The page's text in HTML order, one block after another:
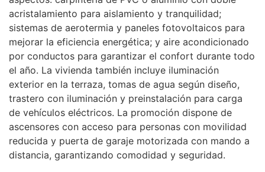
acristalamiento para aislamiento y tranquilidad;
sistemas de aerotermia y paneles fotovoltaicos para
mejorar la eficiencia energética; y aire acondicionado
por conductos para garantizar el confort durante todo
el año. La vivienda también incluye iluminación
exterior en la terraza, tomas de agua según diseño,
trastero con iluminación y preinstalación para carga
de vehículos eléctricos. La promoción dispone de
ascensores con acceso para personas con movilidad
reducida y puerta de garaje motorizada con mando a
distancia, garantizando comodidad y seguridad.